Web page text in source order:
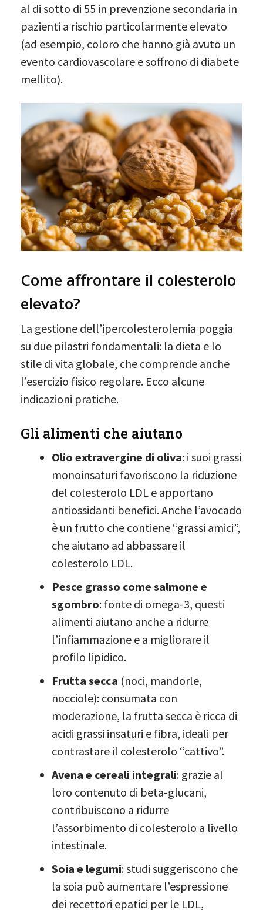
al di sotto di 55 in prevenzione secondaria in
pazienti a rischio particolarmente elevato
(ad esempio, coloro che hanno già avuto un
evento cardiovascolare e soffrono di diabete
mellito).
Come affrontare il colesterolo
elevato?
La gestione dell’ipercolesterolemia poggia
su due pilastri fondamentali: la dieta e lo
stile di vita globale, che comprende anche
l’esercizio fisico regolare. Ecco alcune
indicazioni pratiche.
Gli alimenti che aiutano
Olio extravergine di oliva: i suoi grassi
monoinsaturi favoriscono la riduzione
del colesterolo LDL e apportano
antiossidanti benefici. Anche l’avocado
è un frutto che contiene “grassi amici”,
che aiutano ad abbassare il
colesterolo LDL.
Pesce grasso come salmone e
sgombro: fonte di omega-3, questi
alimenti aiutano anche a ridurre
l’infiammazione e a migliorare il
profilo lipidico.
Frutta secca (noci, mandorle,
nocciole): consumata con
moderazione, la frutta secca è ricca di
acidi grassi insaturi e fibra, ideali per
contrastare il colesterolo “cattivo”.
Avena e cereali integrali: grazie al
loro contenuto di beta-glucani,
contribuiscono a ridurre
l’assorbimento di colesterolo a livello
intestinale.
Soia e legumi: studi suggeriscono che
la soia può aumentare l’espressione
dei recettori epatici per le LDL,